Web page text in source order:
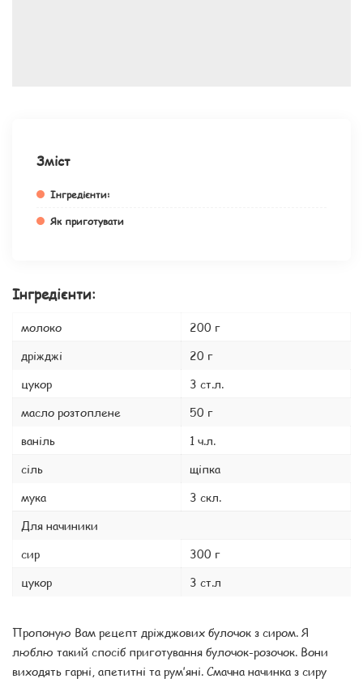
Зміст
Інгредієнти:
Як приготувати
Інгредієнти:
молоко
200 г
дріжджі
20 г
цукор
3 ст.л.
масло розтоплене
50 г
ваніль
1 ч.л.
сіль
щіпка
мука
3 скл.
Для начиники
сир
300 г
цукор
3 ст.л
Пропоную Вам рецепт дріжджових булочок з сиром. Я
люблю такий спосіб приготування булочок-розочок. Вони
виходять гарні, апетитні та рум’яні. Смачна начинка з сиру